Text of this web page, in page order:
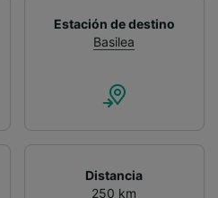
Estación de destino
Basilea
Distancia
250 km